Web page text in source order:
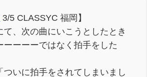
3/5 CLASSYC 福岡】
て、次の曲にいこうとしたとき
ーーーーではなく拍手をした
ついに拍手をされてしまいまし